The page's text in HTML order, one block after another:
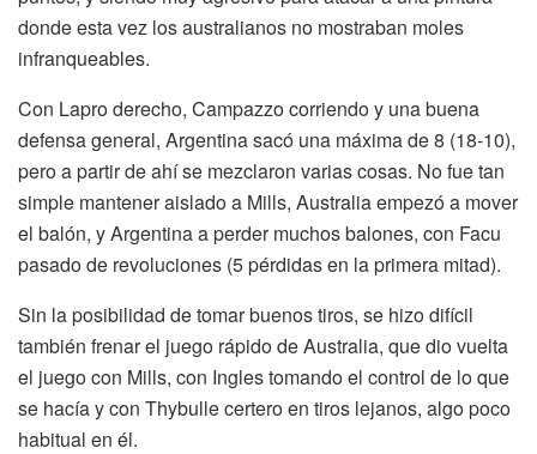
donde esta vez los australianos no mostraban moles
infranqueables.
Con Lapro derecho, Campazzo corriendo y una buena
defensa general, Argentina sacó una máxima de 8 (18-10),
pero a partir de ahí se mezclaron varias cosas. No fue tan
simple mantener aislado a Mills, Australia empezó a mover
el balón, y Argentina a perder muchos balones, con Facu
pasado de revoluciones (5 pérdidas en la primera mitad).
Sin la posibilidad de tomar buenos tiros, se hizo difícil
también frenar el juego rápido de Australia, que dio vuelta
el juego con Mills, con Ingles tomando el control de lo que
se hacía y con Thybulle certero en tiros lejanos, algo poco
habitual en él.